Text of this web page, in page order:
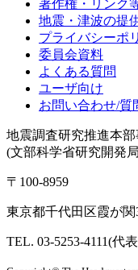
著作権・リンク
地震・津波の提
プライバシーポ
委員会資料
よくある質問
ユーザ向け
お問い合わせ/質
地震調査研究推進本部
(文部科学省研究開発
〒100-8959
東京都千代田区霞が関
TEL. 03-5253-4111(代